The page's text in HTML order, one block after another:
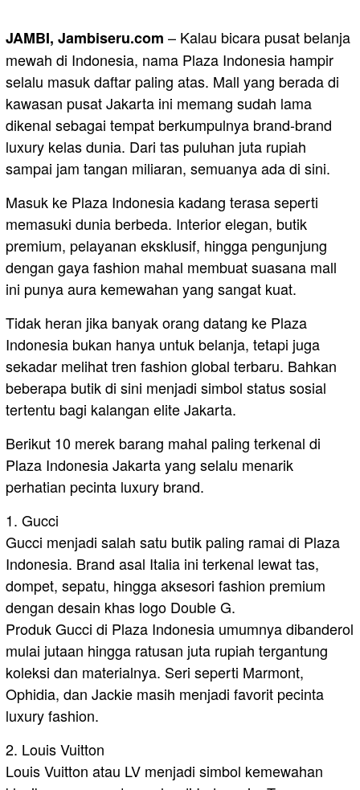
JAMBI, Jambiseru.com – Kalau bicara pusat belanja
mewah di Indonesia, nama Plaza Indonesia hampir
selalu masuk daftar paling atas. Mall yang berada di
kawasan pusat Jakarta ini memang sudah lama
dikenal sebagai tempat berkumpulnya brand-brand
luxury kelas dunia. Dari tas puluhan juta rupiah
sampai jam tangan miliaran, semuanya ada di sini.
Masuk ke Plaza Indonesia kadang terasa seperti
memasuki dunia berbeda. Interior elegan, butik
premium, pelayanan eksklusif, hingga pengunjung
dengan gaya fashion mahal membuat suasana mall
ini punya aura kemewahan yang sangat kuat.
Tidak heran jika banyak orang datang ke Plaza
Indonesia bukan hanya untuk belanja, tetapi juga
sekadar melihat tren fashion global terbaru. Bahkan
beberapa butik di sini menjadi simbol status sosial
tertentu bagi kalangan elite Jakarta.
Berikut 10 merek barang mahal paling terkenal di
Plaza Indonesia Jakarta yang selalu menarik
perhatian pecinta luxury brand.
1. Gucci
Gucci menjadi salah satu butik paling ramai di Plaza
Indonesia. Brand asal Italia ini terkenal lewat tas,
dompet, sepatu, hingga aksesori fashion premium
dengan desain khas logo Double G.
Produk Gucci di Plaza Indonesia umumnya dibanderol
mulai jutaan hingga ratusan juta rupiah tergantung
koleksi dan materialnya. Seri seperti Marmont,
Ophidia, dan Jackie masih menjadi favorit pecinta
luxury fashion.
2. Louis Vuitton
Louis Vuitton atau LV menjadi simbol kemewahan